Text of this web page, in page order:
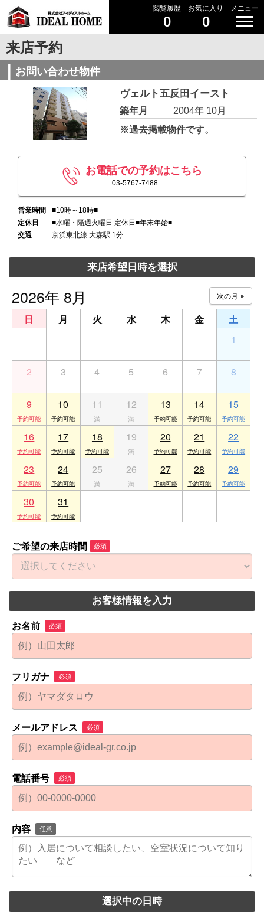
閲覧履歴
0
お気に入り
0
メニュー
来店予約
お問い合わせ物件
ヴェルト五反田イースト
築年月
2004年 10月
※過去掲載物件です。
お電話での予約はこちら
03-5767-7488
営業時間
■10時～18時■
定休日
■水曜・隔週火曜日 定休日■年末年始■
交通
京浜東北線 大森駅 1分
来店希望日時を選択
2026年 8月
日 月 火 水 木 金
土
1
2 3 4 5 6 7 8
9 10 11 12 13 14 15
16 17 18 19 20 21 22
23 24 25 26 27 28 29
30 31
ご希望の来店時間 必須
お客様情報を入力
お名前 必須
フリガナ 必須
メールアドレス 必須
電話番号 必須
内容 任意
選択中の日時